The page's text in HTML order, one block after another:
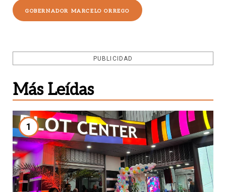
GOBERNADOR MARCELO ORREGO
PUBLICIDAD
Más Leídas
1